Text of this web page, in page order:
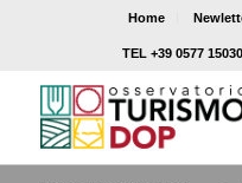
Home
TEL +39 0577